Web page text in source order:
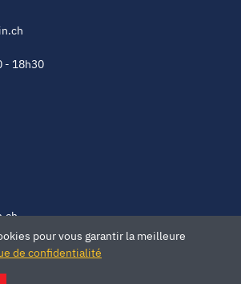
- 18h30
- 12h00 | 13h30 - 18h30
pour vous garantir la meilleure
de confidentialité